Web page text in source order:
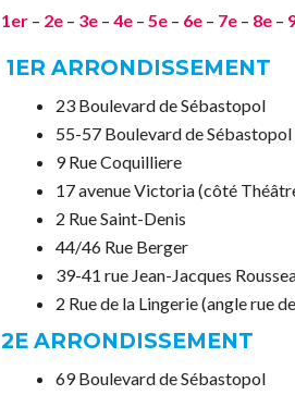
1er– 2e– 3e– 4e– 5e– 6e– 7e– 8e–
1ER ARRONDISSEMENT
23 Boulevard de Sébastopol
55-57 Boulevard de Sébastopol
9 Rue Coquilliere
17 avenue Victoria (côté
2 Rue Saint-Denis
44/46 Rue Berger
39-41 rue Jean-Jacques
2 Rue de la Lingerie (angle rue
2E ARRONDISSEMENT
69 Boulevard de Sébastopol